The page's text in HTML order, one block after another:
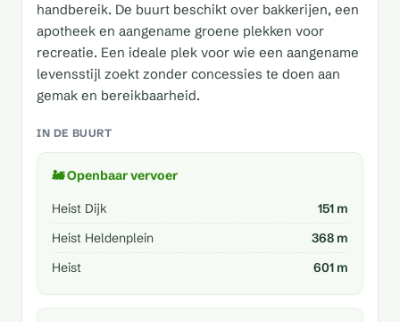
handbereik. De buurt beschikt over bakkerijen, een
apotheek en aangename groene plekken voor
recreatie. Een ideale plek voor wie een aangename
levensstijl zoekt zonder concessies te doen aan
gemak en bereikbaarheid.
IN DE BUURT
🚂 Openbaar vervoer
Heist Dijk
151 m
Heist Heldenplein
368 m
Heist
601 m